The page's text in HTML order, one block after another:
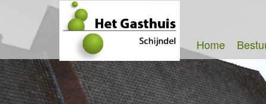
Home